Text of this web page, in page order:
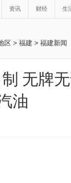
资讯 财经 生
区 > 福建 > 福建新闻
无牌
油